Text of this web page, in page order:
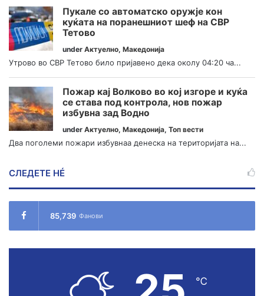
Пукале со автоматско оружје кон
куќата на поранешниот шеф на СВР
Тетово
under Актуелно, Македонија
Утрово во СВР Тетово било пријавено дека околу 04:20 ча...
Пожар кај Волково во кој изгоре и куќа
се става под контрола, нов пожар
избувна зад Водно
under Актуелно, Македонија, Топ вести
Два поголеми пожари избувнаа денеска на територијата на...
СЛЕДЕТЕ НÉ
85,739 Фанови
℃